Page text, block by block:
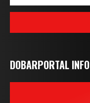
DOBARPORTAL INFO